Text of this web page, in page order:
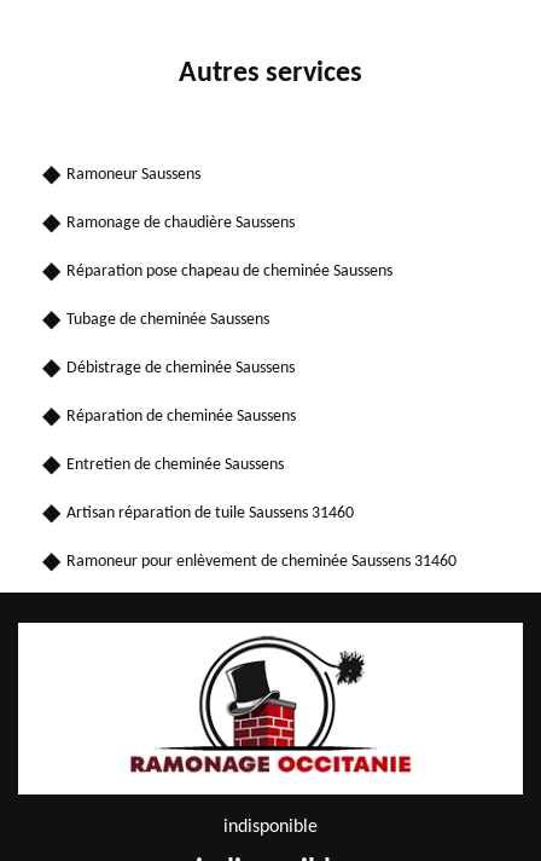
Autres services
Ramoneur Saussens
Ramonage de chaudière Saussens
Réparation pose chapeau de cheminée Saussens
Tubage de cheminée Saussens
Débistrage de cheminée Saussens
Réparation de cheminée Saussens
Entretien de cheminée Saussens
Artisan réparation de tuile Saussens 31460
Ramoneur pour enlèvement de cheminée Saussens 31460
indisponible